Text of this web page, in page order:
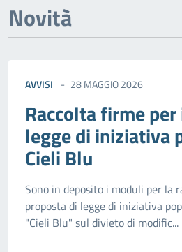
Novità
AVVISI 28 MAGGIO 2026
Raccolta firme
legge di iniziativa
Cieli Blu
Sono in deposito i moduli per la
proposta di legge di iniziativa
"Cieli Blu" sul divieto di modific...